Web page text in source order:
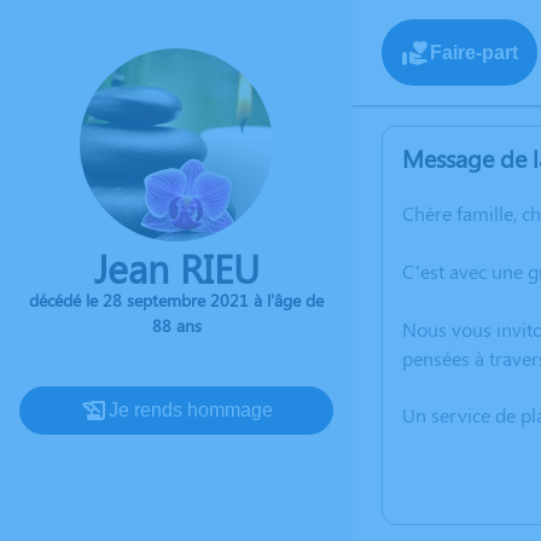
Jean RIEU
décédé le 28 septembre 2021 à l'âge de
88 ans
Je rends hommage
Faire-part
Message de
Chère famille,
C’est avec une
Nous vous
pensées à
Un service de